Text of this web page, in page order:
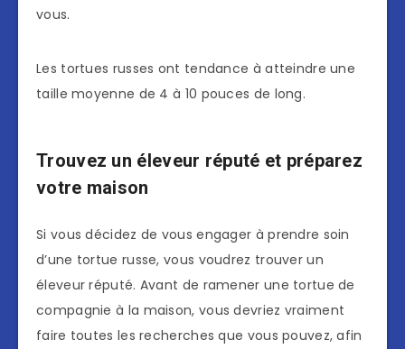
vous.
Les tortues russes ont tendance à atteindre une
taille moyenne de 4 à 10 pouces de long.
Trouvez un éleveur réputé et préparez
votre maison
Si vous décidez de vous engager à prendre soin
d’une tortue russe, vous voudrez trouver un
éleveur réputé. Avant de ramener une tortue de
compagnie à la maison, vous devriez vraiment
faire toutes les recherches que vous pouvez, afin